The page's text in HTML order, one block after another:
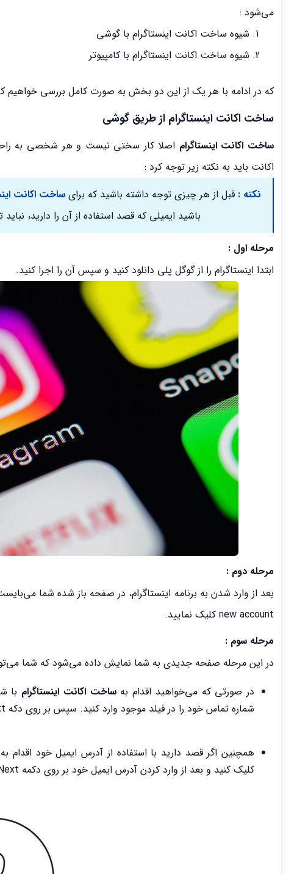
می‌شود :
شیوه ساخت اکانت اینستاگرام با گوشی
شیوه ساخت اکانت اینستاگرام با کامپیوتر
که در ادامه با هر یک از این دو بخش به صورت کامل بررسی خواهیم
ساخت اکانت اینستاگرام از طریق گوشی
ساخت اکانت اینستاگرام اصلا کار سختی نیست و هر شخصی به
اکانت باید به نکته زیر توجه کرد :
نکته : قبل از هر چیزی توجه داشته باشید که برایساخت اکانت
باشید ایمیلی که قصد استفاده از آن را دارید،
مرحله اول :
ابتدا اینستاگرام را از گوگل پلی دانلود کنید و سپس آن را اجرا کنید.
مرحله دوم :
new account کلیک نمایید.
مرحله سوم :
در این مرحله صفحه جدیدی به شما نمایش داده می‌شود که شما
در صورتی که می‌خواهید اقدام بهساخت اکانت اینستاگرام
شماره تماس خود را در فیلد موجود وارد کنید. سپس بر روی دکه next کلیک کنید.
کلیک کنید و بعد از وارد کردن آدرس ایمیل خود بر روی دکمه Next کلیک کنید تا وارد مرحله بعد شوید.